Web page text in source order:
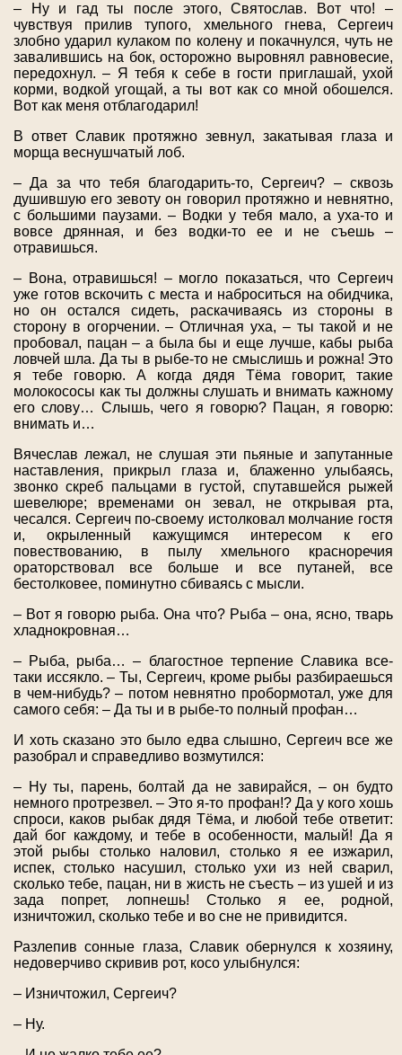
– Ну и гад ты после этого, Святослав. Вот что! –
чувствуя прилив тупого, хмельного гнева, Сергеич
злобно ударил кулаком по колену и покачнулся, чуть не
завалившись на бок, осторожно выровнял равновесие,
передохнул. – Я тебя к себе в гости приглашай, ухой
корми, водкой угощай, а ты вот как со мной обошелся.
Вот как меня отблагодарил!
В ответ Славик протяжно зевнул, закатывая глаза и
морща веснушчатый лоб.
– Да за что тебя благодарить-то, Сергеич? – сквозь
душившую его зевоту он говорил протяжно и невнятно,
с большими паузами. – Водки у тебя мало, а уха-то и
вовсе дрянная, и без водки-то ее и не съешь –
отравишься.
– Вона, отравишься! – могло показаться, что Сергеич
уже готов вскочить с места и наброситься на обидчика,
но он остался сидеть, раскачиваясь из стороны в
сторону в огорчении. – Отличная уха, – ты такой и не
пробовал, пацан – а была бы и еще лучше, кабы рыба
ловчей шла. Да ты в рыбе-то не смыслишь и рожна! Это
я тебе говорю. А когда дядя Тёма говорит, такие
молокососы как ты должны слушать и внимать кажному
его слову… Слышь, чего я говорю? Пацан, я говорю:
внимать и…
Вячеслав лежал, не слушая эти пьяные и запутанные
наставления, прикрыл глаза и, блаженно улыбаясь,
звонко скреб пальцами в густой, спутавшейся рыжей
шевелюре; временами он зевал, не открывая рта,
чесался. Сергеич по-своему истолковал молчание гостя
и, окрыленный кажущимся интересом к его
повествованию, в пылу хмельного красноречия
ораторствовал все больше и все путаней, все
бестолковее, поминутно сбиваясь с мысли.
– Вот я говорю рыба. Она что? Рыба – она, ясно, тварь
хладнокровная…
– Рыба, рыба… – благостное терпение Славика все-
таки иссякло. – Ты, Сергеич, кроме рыбы разбираешься
в чем-нибудь? – потом невнятно пробормотал, уже для
самого себя: – Да ты и в рыбе-то полный профан…
И хоть сказано это было едва слышно, Сергеич все же
разобрал и справедливо возмутился:
– Ну ты, парень, болтай да не завирайся, – он будто
немного протрезвел. – Это я-то профан!? Да у кого хошь
спроси, каков рыбак дядя Тёма, и любой тебе ответит:
дай бог каждому, и тебе в особенности, малый! Да я
этой рыбы столько наловил, столько я ее изжарил,
испек, столько насушил, столько ухи из ней сварил,
сколько тебе, пацан, ни в жисть не съесть – из ушей и из
зада попрет, лопнешь! Столько я ее, родной,
изничтожил, сколько тебе и во сне не привидится.
Разлепив сонные глаза, Славик обернулся к хозяину,
недоверчиво скривив рот, косо улыбнулся:
– Изничтожил, Сергеич?
– Ну.